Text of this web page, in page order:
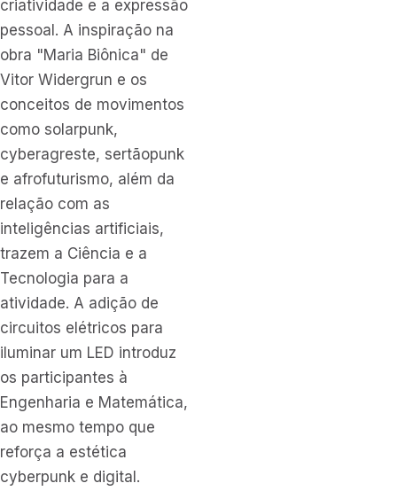
criatividade e a expressão
pessoal. A inspiração na
obra "Maria Biônica" de
Vitor Widergrun e os
conceitos de movimentos
como solarpunk,
cyberagreste, sertãopunk
e afrofuturismo, além da
relação com as
inteligências artificiais,
trazem a Ciência e a
Tecnologia para a
atividade. A adição de
circuitos elétricos para
iluminar um LED introduz
os participantes à
Engenharia e Matemática,
ao mesmo tempo que
reforça a estética
cyberpunk e digital.